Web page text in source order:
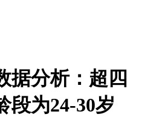
据分析：超四
段为24-30岁